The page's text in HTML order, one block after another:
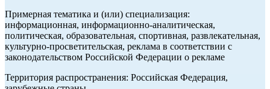
Примерная тематика и (или) специализация:
информационная, информационно-аналитическая,
политическая, образовательная, спортивная, развлекательная,
культурно-просветительская, реклама в соответствии с
законодательством Российской Федерации о рекламе
Территория распространения: Российская Федерация,